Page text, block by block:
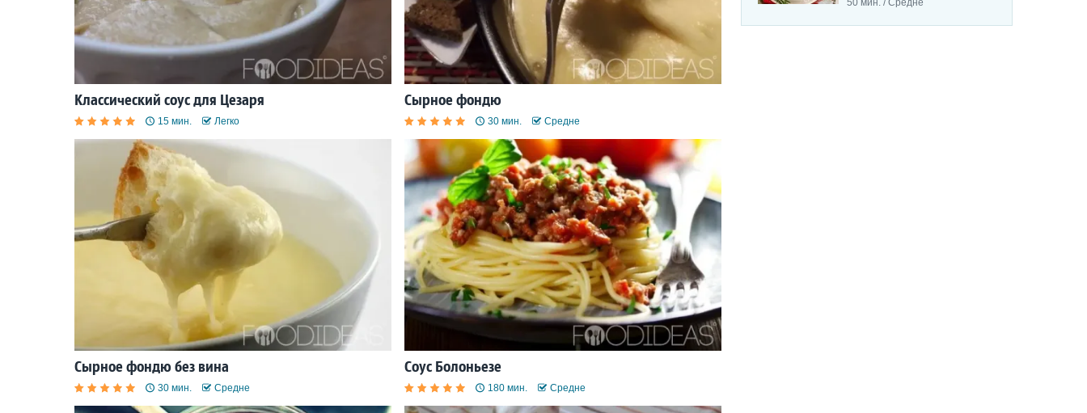
Классический соус для Цезаря
15 мин. Легко
Сырное фондю
30 мин. Средне
Сырное фондю без вина
30 мин. Средне
Соус Болоньезе
180 мин. Средне
50 мин. / Средне